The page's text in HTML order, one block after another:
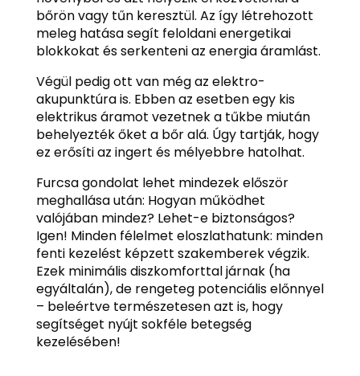
bőrön vagy tűn keresztül. Az így létrehozott
meleg hatása segít feloldani energetikai
blokkokat és serkenteni az energia áramlást.
Végül pedig ott van még az elektro-
akupunktúra is. Ebben az esetben egy kis
elektrikus áramot vezetnek a tűkbe miután
behelyezték őket a bőr alá. Úgy tartják, hogy
ez erősíti az ingert és mélyebbre hatolhat.
Furcsa gondolat lehet mindezek először
meghallása után: Hogyan működhet
valójában mindez? Lehet-e biztonságos?
Igen! Minden félelmet eloszlathatunk: minden
fenti kezelést képzett szakemberek végzik.
Ezek minimális diszkomforttal járnak (ha
egyáltalán), de rengeteg potenciális előnnyel
– beleértve természetesen azt is, hogy
segítséget nyújt sokféle betegség
kezelésében!